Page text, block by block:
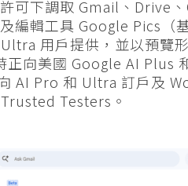
可下調取 Gmail、Drive
編輯工具 Google Pics（
用戶提供，並以預覽
向美國 Google AI Plus
AI Pro 和 Ultra 訂戶及
Testers。